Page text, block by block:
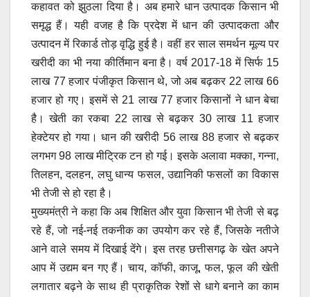
कहावत को झुठला दिया है। अब हमारे धान उत्पादक किसान भी
समृद्ध हैं। यही वजह है कि प्रदेश में धान की उत्पादकता और
उत्पादन में रिकार्ड तोड़ वृद्धि हुई है। वहीं हर साल समर्थन मूल्य पर
खरीदी का भी नया कीर्तिमान बना है। वर्ष 2017-18 में सिर्फ 15
लाख 77 हजार पंजीकृत किसान थे, जो अब बढ़कर 22 लाख 66
हजार हो गए। इसमें से 21 लाख 77 हजार किसानों ने धान बेचा
है। खेती का रकबा 22 लाख से बढ़कर 30 लाख 11 हजार
हेक्टेयर हो गया। धान की खरीदी 56 लाख 88 हजार से बढ़कर
लगभग 98 लाख मीट्रिक टन हो गई। इसके अलावा मक्का, गन्ना,
तिलहन, दलहन, लघु धान्य फसल, उद्यानिकी फसलों का विकास
भी तेजी से हो रहा है।
मुख्यमंत्री ने कहा कि अब शिक्षित और युवा किसान भी तेजी से बढ़
रहे हैं, जो नई-नई तकनीक का उपयोग कर रहे हैं, जिसके नतीजे
आने वाले समय में दिखाई देंगे। इस तरह छत्तीसगढ़ के खेत अपने
आप में उद्यम बन गए हैं। चाय, कॉफी, काजू, फल, फूल की खेती
लगातार बढ़ने के साथ ही प्राकृतिक रेशों से धागे बनाने का काम